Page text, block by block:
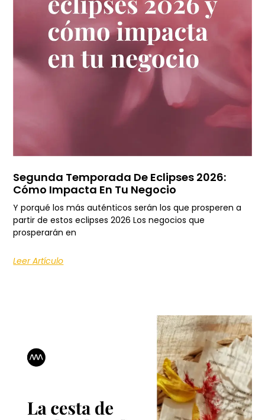
Segunda Temporada De Eclipses 2026:
Cómo Impacta En Tu Negocio
Y porqué los más auténticos serán los que prosperen a
partir de estos eclipses 2026 Los negocios que
prosperarán en
Leer Artículo